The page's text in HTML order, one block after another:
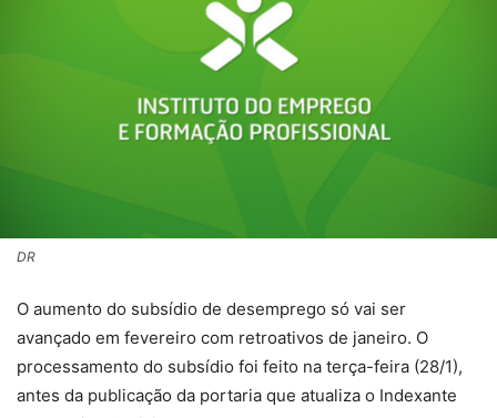
DR
O aumento do subsídio de desemprego só vai ser
avançado em fevereiro com retroativos de janeiro. O
processamento do subsídio foi feito na terça-feira (28/1),
antes da publicação da portaria que atualiza o Indexante